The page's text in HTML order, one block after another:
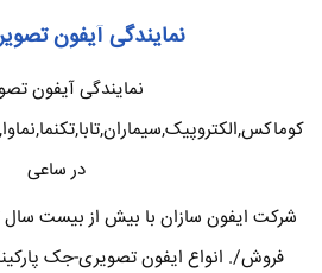
نمایندگی آیفون
نمایندگی آیفون
در ساعی
شرکت ایفون سازان با بیش از بیست سال
فروش/. انواع ایفون تصویری-جک